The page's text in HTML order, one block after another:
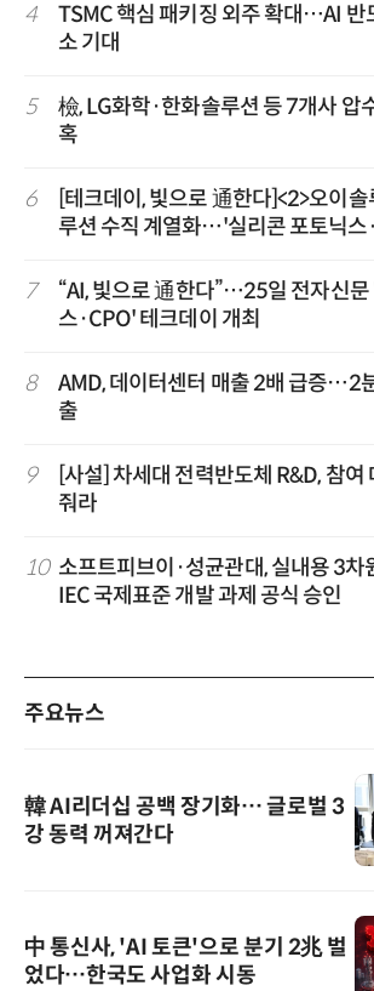
4
TSMC 핵심 패키징 외주 확대…AI 반
소 기대
5
檢, LG화학·한화솔루션 등 7개사 압
혹
6
[테크데이, 빛으로 通한다]<2>오이솔
루션 수직 계열화…'실리콘 포토닉스
7
“AI, 빛으로 通한다”…25일 전자신문
스·CPO' 테크데이 개최
8
AMD, 데이터센터 매출 2배 급증…2
출
9
[사설] 차세대 전력반도체 R&D, 참여
줘라
10 소프트피브이·성균관대, 실내용 3차
IEC 국제표준 개발 과제 공식 승인
주요뉴스
韓 AI리더십 공백 장기화… 글로벌 3
강 동력 꺼져간다
中 통신사, 'AI 토큰'으로 분기 2兆 벌
었다…한국도 사업화 시동